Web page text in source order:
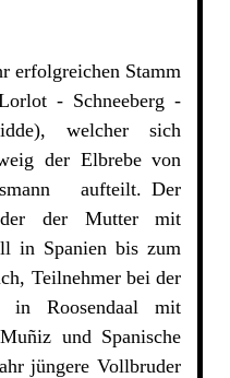
erfolgreichen Stamm
- Schneeberg -
welcher sich
der Elbrebe von
aufteilt. Der
der Mutter mit
in Spanien bis zum
Teilnehmer bei der
Roosendaal mit
und Spanische
jüngere Vollbruder